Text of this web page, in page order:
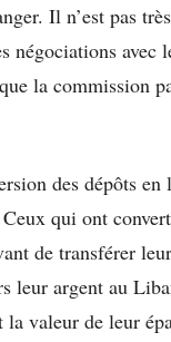
Il n’est pas
négociations
la commission
des dépôts
qui ont
de transférer
leur argent au
valeur de leur